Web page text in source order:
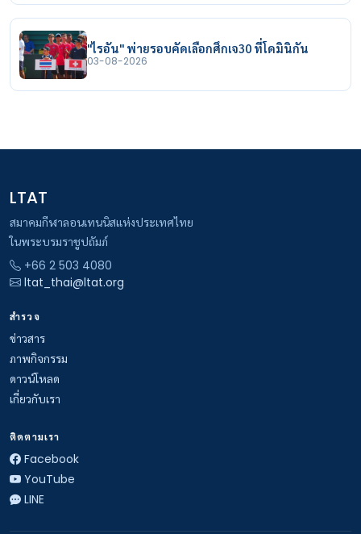
"ไรอัน" พ่ายรอบคัดเลือกศึกเจ30 ที่โดมินิกัน
03-08-2026
LTAT
สมาคมกีฬาลอนเทนนิสแห่งประเทศไทย
ในพระบรมราชูปถัมภ์
+66 2 503 4080
ltat_thai@ltat.org
สำรวจ
ข่าวสาร
ภาพกิจกรรม
ดาวน์โหลด
เกี่ยวกับเรา
ติดตามเรา
Facebook
YouTube
LINE